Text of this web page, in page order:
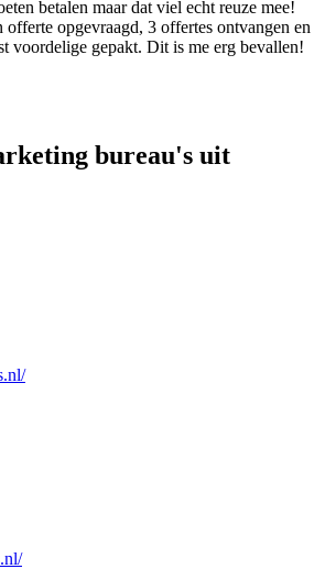
betalen maar dat viel echt reuze mee!
opgevraagd, 3 offertes ontvangen en
voordelige gepakt. Dit is me erg bevallen!
bureau's uit